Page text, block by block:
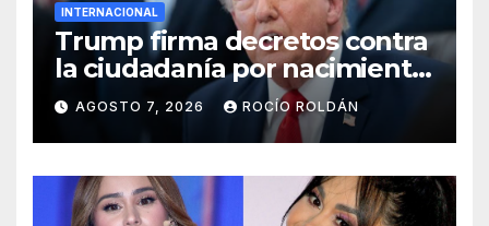
INTERNACIONAL
Trump firma decretos contra
la ciudadanía por nacimiento
y el ‘turismo de maternidad’
AGOSTO 7, 2026 ROCÍO ROLDÁN